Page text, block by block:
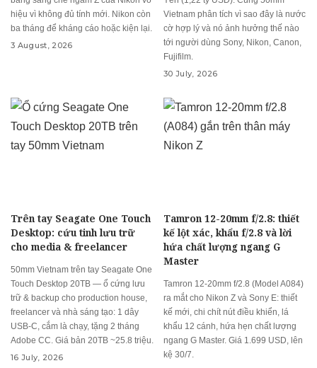
hiệu vì không đủ tính mới. Nikon còn
ba tháng để kháng cáo hoặc kiện lại.
3 August, 2026
Vietnam phân tích vì sao đây là nước
cờ hợp lý và nó ảnh hưởng thế nào
tới người dùng Sony, Nikon, Canon,
Fujifilm.
30 July, 2026
Trên tay Seagate One Touch
Desktop: cứu tinh lưu trữ
cho media & freelancer
50mm Vietnam trên tay Seagate One
Touch Desktop 20TB — ổ cứng lưu
trữ & backup cho production house,
freelancer và nhà sáng tạo: 1 dây
USB-C, cắm là chạy, tặng 2 tháng
Adobe CC. Giá bản 20TB ~25.8 triệu.
16 July, 2026
Tamron 12-20mm f/2.8: thiết
kế lột xác, khẩu f/2.8 và lời
hứa chất lượng ngang G
Master
Tamron 12-20mm f/2.8 (Model A084)
ra mắt cho Nikon Z và Sony E: thiết
kế mới, chi chít nút điều khiển, lá
khẩu 12 cánh, hứa hẹn chất lượng
ngang G Master. Giá 1.699 USD, lên
kệ 30/7.